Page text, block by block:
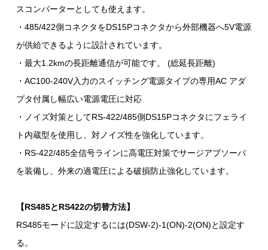
スコンバーターとしても使えます。
・485/422側コネクタをDS15Pコネクタから外部機器へ5V電源
が供給できるように設計されています。
・最大1.2kmの長距離通信が可能です。 (総延長距離)
・AC100-240V入力のスイッチング電源タイプの専用AC アダ
プタ付属し幅広い電源電圧に対応
・ノイズ対策としてRS-422/485側DS15Pコネクタにフェライ
ト内蔵型を使用し、対ノイズ性を強化しています。
・RS-422/485全信号ラインに高電圧対策でサージアブソーバ
を装備し、外来の過電圧による破損防止強化しています。
【RS485とRS422の切替方法】
RS485モードに設定するには(DSW-2)-1(ON)-2(ON)と設定す
る。